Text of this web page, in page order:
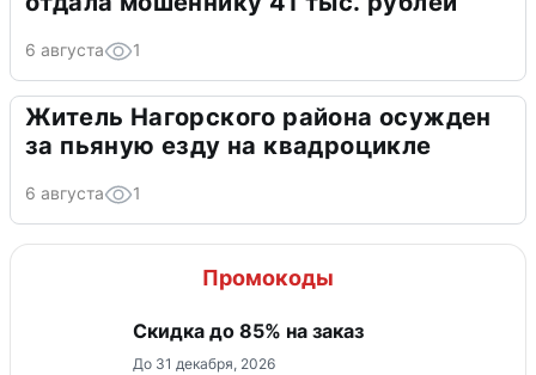
6 августа 1
Житель Нагорского района осужден
за пьяную езду на квадроцикле
6 августа 1
Промокоды
Скидка до 85% на заказ
До 31 декабря, 2026